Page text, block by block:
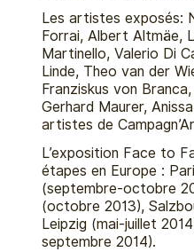
Les artistes exposés:
Forrai, Albert Altmäe,
Martinello, Valerio Di
Linde, Theo van der
Franziskus von
Gerhard Maurer,
artistes de
L’exposition Face to
étapes en Europe :
(septembre-octobre
(octobre 2013),
Leipzig (mai-juillet
septembre 2014).